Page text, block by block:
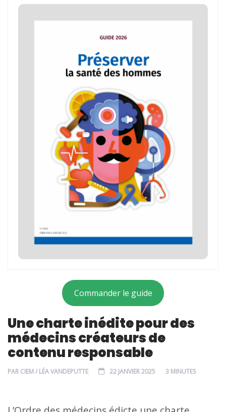
Commander le guide
Une charte inédite pour des
médecins créateurs de
contenu responsable
PAR CIEM / LÉA VANDEPUTTE 22 JANVIER 2025 3 MINUTES